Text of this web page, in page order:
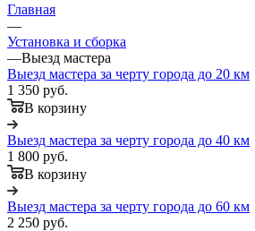
Главная
—
Установка и сборка
—Выезд мастера
Выезд мастера за черту города до 20 км
1 350 руб.
В корзину
Выезд мастера за черту города до 40 км
1 800 руб.
В корзину
Выезд мастера за черту города до 60 км
2 250 руб.